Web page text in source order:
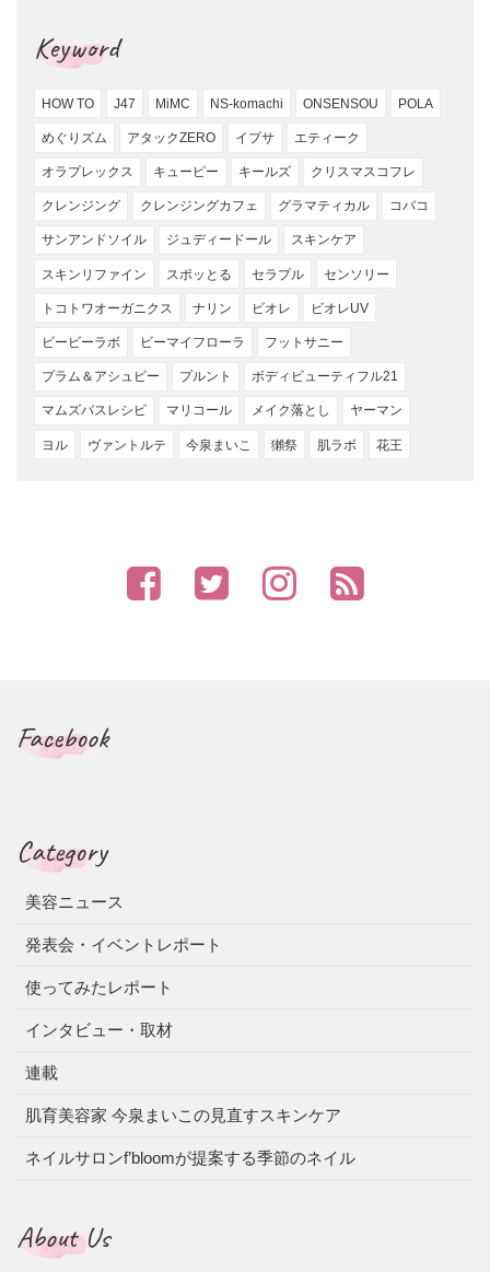
Keyword
HOW TO J47 MiMC NS-komachi ONSENSOU POLA
めぐりズム アタックZERO イプサ エティーク
オラプレックス キューピー キールズ クリスマスコフレ
クレンジング クレンジングカフェ グラマティカル コバコ
サンアンドソイル ジュディードール スキンケア
スキンリファイン スポッとる セラプル センソリー
トコトワオーガニクス ナリン ビオレ ビオレUV
ビービーラボ ビーマイフローラ フットサニー
プラム＆アシュビー プルント ボディビューティフル21
マムズバスレシピ マリコール メイク落とし ヤーマン
ヨル ヴァントルテ 今泉まいこ 獺祭 肌ラボ 花王
Facebook
Category
美容ニュース
発表会・イベントレポート
使ってみたレポート
インタビュー・取材
連載
肌育美容家 今泉まいこの見直すスキンケア
ネイルサロンf’bloomが提案する季節のネイル
About Us